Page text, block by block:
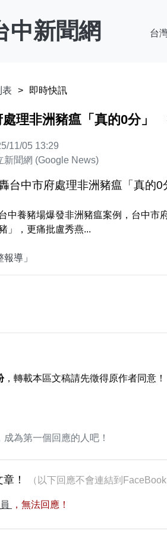
中新聞網 台
表 即時快訊
理非洲豬瘟「真的0分」
11/05 13:29
新聞網 (Google News)
台中市府處理非洲豬瘟「真的
中養豬場爆發非洲豬瘟案例，台中市
」，更痛批盧秀燕...
導」
，轉載本區文稿請先徵得原作者同意！
成為第一個回應的人吧！
！ （以下回應不會連結到
，無法回應！